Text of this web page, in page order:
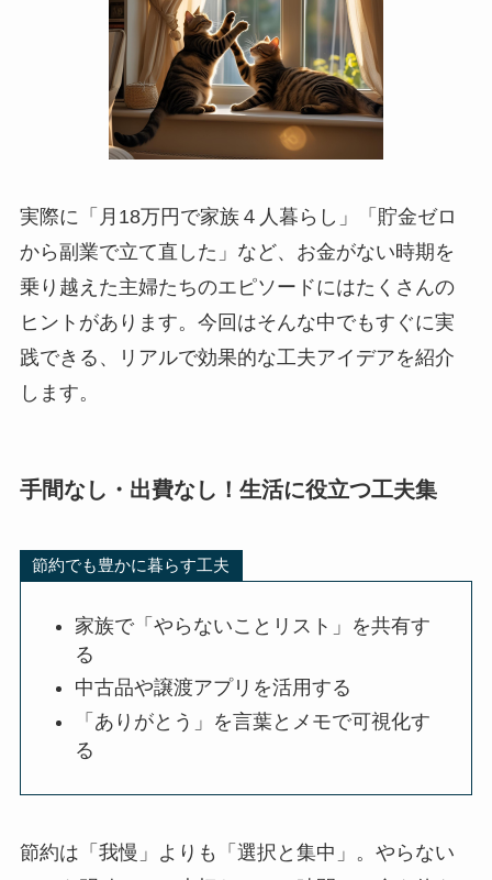
実際に「月18万円で家族４人暮らし」「貯金ゼロ
から副業で立て直した」など、お金がない時期を
乗り越えた主婦たちのエピソードにはたくさんの
ヒントがあります。今回はそんな中でもすぐに実
践できる、リアルで効果的な工夫アイデアを紹介
します。
手間なし・出費なし！生活に役立つ工夫集
節約でも豊かに暮らす工夫
家族で「やらないことリスト」を共有す
る
中古品や譲渡アプリを活用する
「ありがとう」を言葉とメモで可視化す
る
節約は「我慢」よりも「選択と集中」。やらない